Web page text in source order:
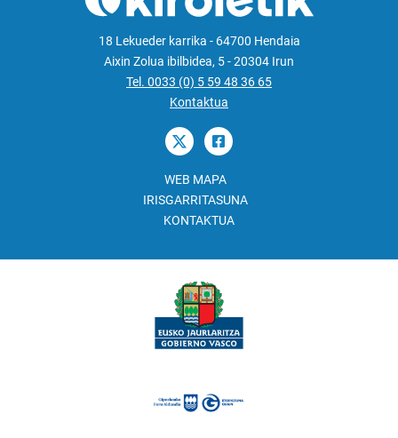
18 Lekueder karrika - 64700 Hendaia
Aixin Zolua ibilbidea, 5 - 20304 Irun
Tel. 0033 (0) 5 59 48 36 65
Kontaktua
WEB MAPA
IRISGARRITASUNA
KONTAKTUA